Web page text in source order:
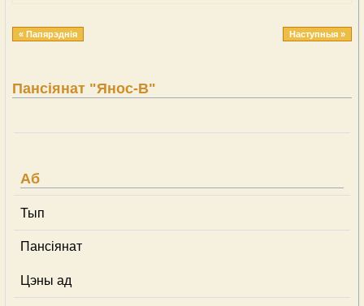
« Папярэднія Наступныя »
Пансіянат "Янос-В"
Аб
Тып
Пансіянат
Цэны ад